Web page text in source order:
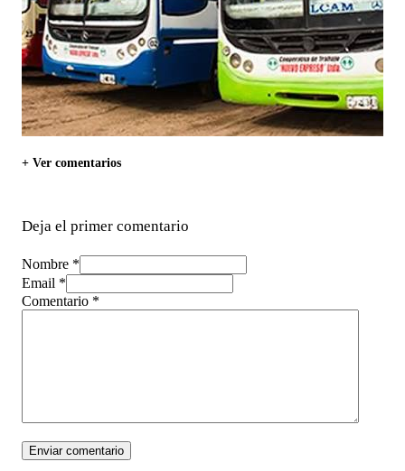
+ Ver comentarios
Deja el primer comentario
Nombre *
Email *
Comentario *